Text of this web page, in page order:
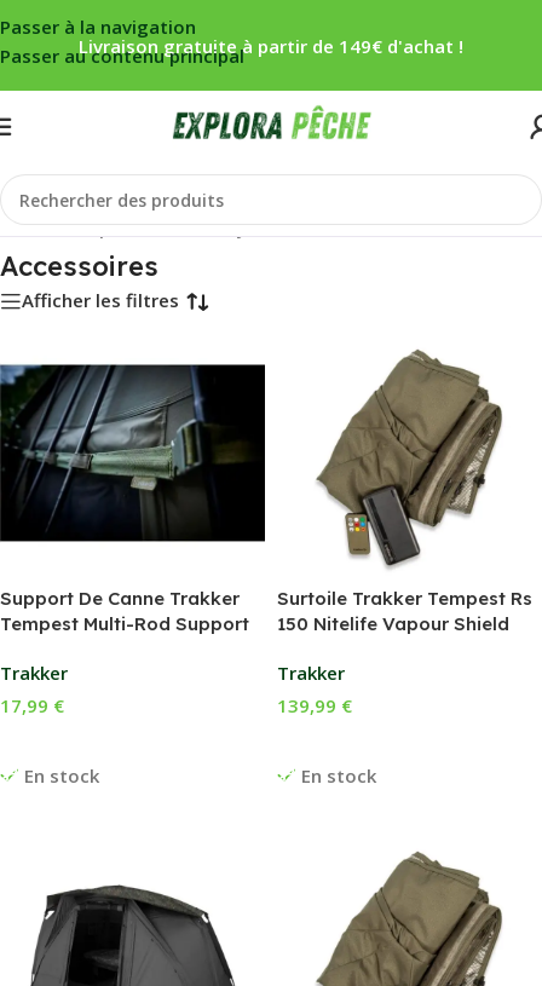
Passer à la navigation
Passer au contenu principal
Livraison gratuite à partir de 149€ d'achat !
Accueil/Carpe/Bivouac/Biwy/Abris/Accessoires
Accessoires
Afficher les filtres
Support De Canne Trakker
Tempest Multi-Rod Support
Trakker
En stock
17,99 €
Surtoile Trakker Tempest Rs
150 Nitelife Vapour Shield
Trakker
En stock
139,99 €